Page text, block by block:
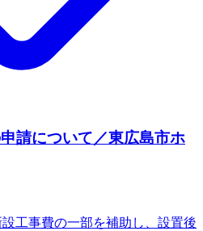
請について／東広島市ホ
工事費の一部を補助し、設置後